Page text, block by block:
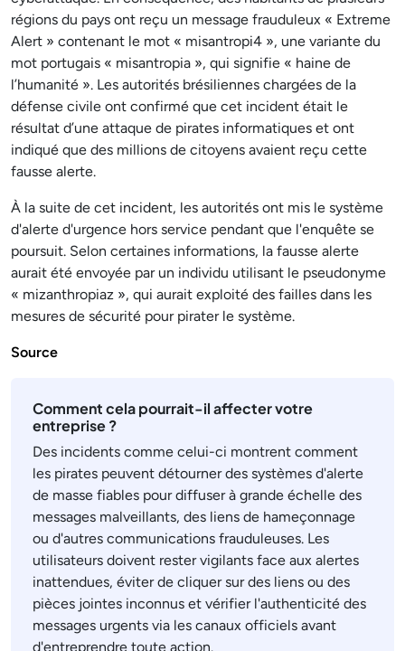
régions du pays ont reçu un message frauduleux « Extreme
Alert » contenant le mot « misantropi4 », une variante du
mot portugais « misantropia », qui signifie « haine de
l’humanité ». Les autorités brésiliennes chargées de la
défense civile ont confirmé que cet incident était le
résultat d’une attaque de pirates informatiques et ont
indiqué que des millions de citoyens avaient reçu cette
fausse alerte.
À la suite de cet incident, les autorités ont mis le système
d'alerte d'urgence hors service pendant que l'enquête se
poursuit. Selon certaines informations, la fausse alerte
aurait été envoyée par un individu utilisant le pseudonyme
« mizanthropiaz », qui aurait exploité des failles dans les
mesures de sécurité pour pirater le système.
Source
Comment cela pourrait-il affecter votre
entreprise ?
Des incidents comme celui-ci montrent comment
les pirates peuvent détourner des systèmes d'alerte
de masse fiables pour diffuser à grande échelle des
messages malveillants, des liens de hameçonnage
ou d'autres communications frauduleuses. Les
utilisateurs doivent rester vigilants face aux alertes
inattendues, éviter de cliquer sur des liens ou des
pièces jointes inconnus et vérifier l'authenticité des
messages urgents via les canaux officiels avant
d'entreprendre toute action.